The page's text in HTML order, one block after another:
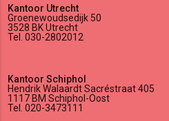
Kantoor Utrecht
Groenewoudsedijk 50
3528 BK Utrecht
Tel. 030-2802012
Kantoor Schiphol
Hendrik Walaardt Sacréstraat 405
1117 BM Schiphol-Oost
Tel. 020-3473111